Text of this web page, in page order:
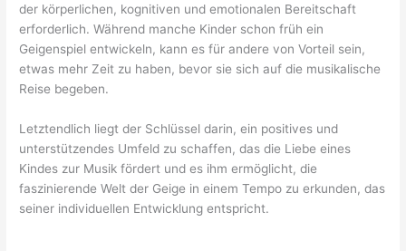
der körperlichen, kognitiven und emotionalen Bereitschaft
erforderlich. Während manche Kinder schon früh ein
Geigenspiel entwickeln, kann es für andere von Vorteil sein,
etwas mehr Zeit zu haben, bevor sie sich auf die musikalische
Reise begeben.
Letztendlich liegt der Schlüssel darin, ein positives und
unterstützendes Umfeld zu schaffen, das die Liebe eines
Kindes zur Musik fördert und es ihm ermöglicht, die
faszinierende Welt der Geige in einem Tempo zu erkunden, das
seiner individuellen Entwicklung entspricht.